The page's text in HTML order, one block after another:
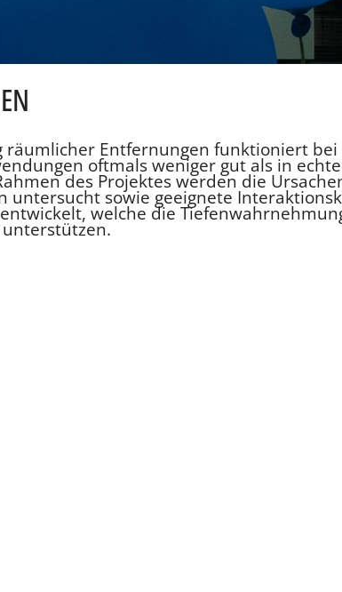
räumlicher Entfernungen funktioniert
oftmals weniger gut als in
des Projektes werden die
untersucht sowie geeignete
welche die